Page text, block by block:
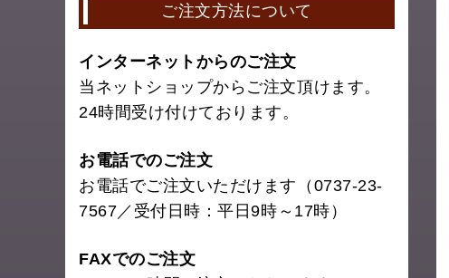
ご注文方法について
インターネットからのご注文
当ネットショップからご注文頂けます。
24時間受け付けております。
お電話でのご注文
お電話でご注文いただけます（0737-23-
7567／受付日時：平日9時～17時）
FAXでのご注文